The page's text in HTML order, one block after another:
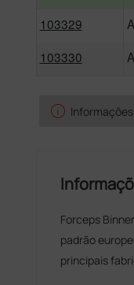
103329
103330
info
Forceps
padrão
principais